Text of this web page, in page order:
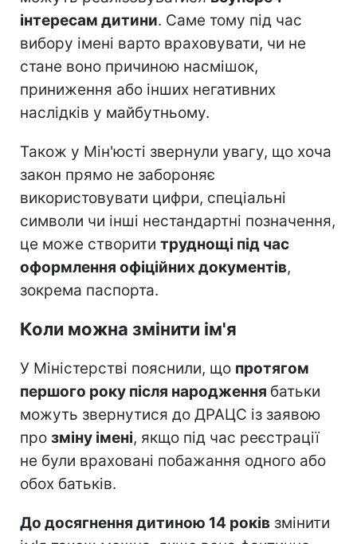
інтересам дитини. Саме тому під час
вибору імені варто враховувати, чи не
стане воно причиною насмішок,
приниження або інших негативних
наслідків у майбутньому.
Також у Мін'юсті звернули увагу, що хоча
закон прямо не забороняє
використовувати цифри, спеціальні
символи чи інші нестандартні позначення,
це може створити труднощі під час
оформлення офіційних документів,
зокрема паспорта.
Коли можна змінити ім'я
У Міністерстві пояснили, що протягом
першого року після народження батьки
можуть звернутися до ДРАЦС із заявою
про зміну імені, якщо під час реєстрації
не були враховані побажання одного або
обох батьків.
До досягнення дитиною 14 років змінити